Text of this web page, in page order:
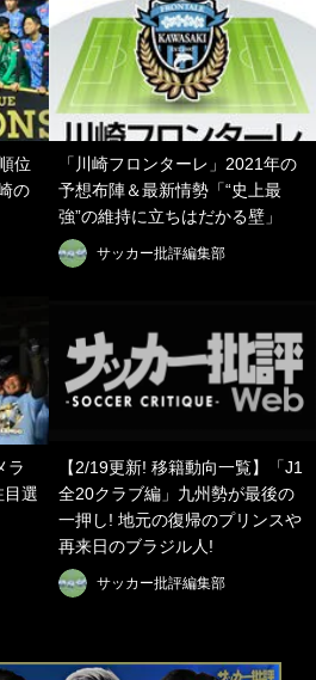
位
の
「川崎フロンターレ」2021年の
予想布陣＆最新情勢「“史上最
強”の維持に立ちはだかる壁」
サッカー批評編集部
ラ
目選
【2/19更新! 移籍動向一覧】「J1
全20クラブ編」九州勢が最後の
一押し! 地元の復帰のプリンスや
再来日のブラジル人!
サッカー批評編集部